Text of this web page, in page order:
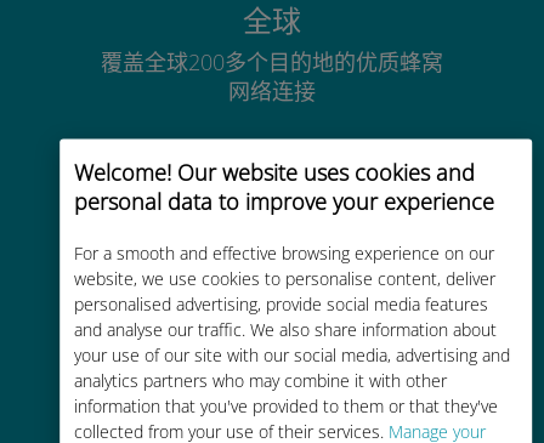
Welcome! Our website uses cookies and
personal data to improve your experience
For a smooth and effective browsing experience on our
website, we use cookies to personalise content, deliver
personalised advertising, provide social media features
and analyse our traffic. We also share information about
your use of our site with our social media, advertising and
analytics partners who may combine it with other
information that you've provided to them or that they've
collected from your use of their services. Manage your
全球
覆盖全球200多个目的地的优质蜂窝
网络连接
经济实惠
比现有运营商的漫游费便宜高达90%